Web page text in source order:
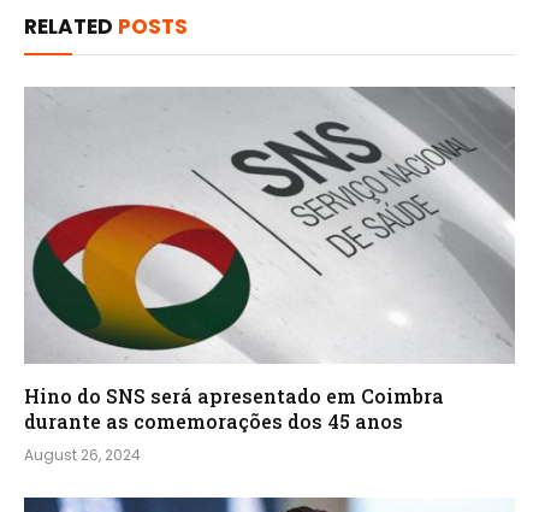
RELATED POSTS
Hino do SNS será apresentado em Coimbra
durante as comemorações dos 45 anos
August 26, 2024